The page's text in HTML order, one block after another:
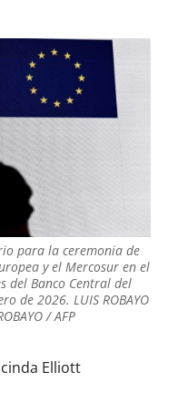
para la ceremonia de
y el Mercosur en el
del Banco Central del
de 2026. LUIS ROBAYO
/ AFP
Elliott